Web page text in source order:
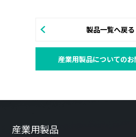
製品一覧へ戻る
産業用製品についてのお
産業用製品